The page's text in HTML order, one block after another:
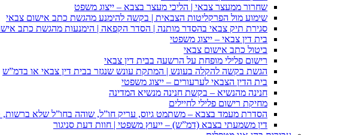
שחרור ממעצר צבאי | הליכי מעצר בצבא – ייצוג משפט
שימוע מול הפרקליטות הצבאית | בקשה להימנע מהגשת כתב אישום צבאי
סגירת תיק צבאי בהסדר מותנה | הסדר הקפאה | הימנעות מהגשת כתב
בית דין צבאי – ייצוג משפטי
ביטול כתב אישום צבאי
רישום פלילי מופחת על הרשעה בבית דין צבאי
הגשת בקשה להקלה בעונש | המתקת עונש שנגזר בבית דין צבאי או בדמ”ש
בית הדין הצבאי לערעורים – ייצוג משפטי
חנינה מהנשיא – בקשת חנינה מנשיא המדינה
מחיקת רישום פלילי לחיילים
הסדרת מעמד בצבא – משתמט גיוס, עריק חו”ל, שוהה בחו”ל שלא ברשות,
דין משמעתי בצבא (דמ”ש) – ייעוץ משפטי | חוות דעת סניגור